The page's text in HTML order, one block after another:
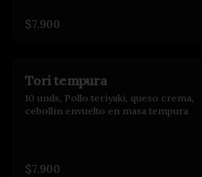
$7.900
Tori tempura
10 unds, Pollo teriyaki, queso crema,
cebollin envuelto en masa tempura
$7.900